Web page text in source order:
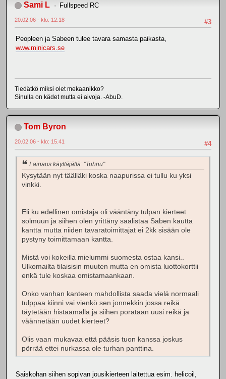
Sami L Fullspeed RC
#3
20.02.06 - klo: 12.18
Peopleen ja Sabeen tulee tavara samasta paikasta,
www.minicars.se
Tiedätkö miksi olet mekaanikko?
Sinulla on kädet mutta ei aivoja. -AbuD.
Tom Byron
#4
20.02.06 - klo: 15.41
Lainaus käyttäjältä: "Tuhnu"
Kysytään nyt täälläki koska naapurissa ei tullu ku yksi
vinkki.
Eli ku edellinen omistaja oli vääntäny tulpan kierteet
solmuun ja siihen olen yrittäny saalistaa Saben kautta
kantta mutta niiden tavaratoimittajat ei 2kk sisään ole
pystyny toimittamaan kantta.
Mistä voi kokeilla mielummi suomesta ostaa kansi..
Ulkomailta tilaisisin muuten mutta en omista luottokorttii
enkä tule koskaa omistamaankaan.
Onko vanhan kanteen mahdollista saada vielä normaali
tulppaa kiinni vai vienkö sen jonnekkin jossa reikä
täytetään histaamalla ja siihen porataan uusi reikä ja
väännetään uudet kierteet?
Olis vaan mukavaa että pääsis tuon kanssa joskus
pörrää ettei nurkassa ole turhan panttina.
Saiskohan siihen sopivan jousikierteen laitettua esim. helicoil,